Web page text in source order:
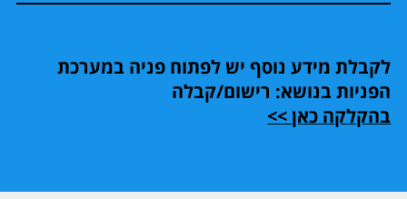
לקבלת מידע נוסף יש לפתוח פניה במערכת
הפניות בנושא: רישום/קבלה
בהקלקה כאן >>